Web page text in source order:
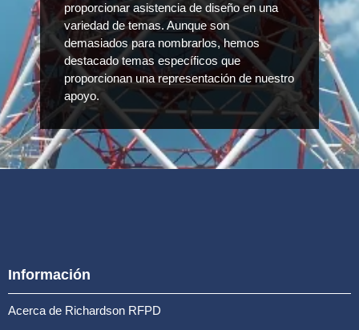
proporcionar asistencia de diseño en una
variedad de temas. Aunque son
demasiados para nombrarlos, hemos
destacado temas específicos que
proporcionan una representación de nuestro
apoyo.
Información
Acerca de Richardson RFPD